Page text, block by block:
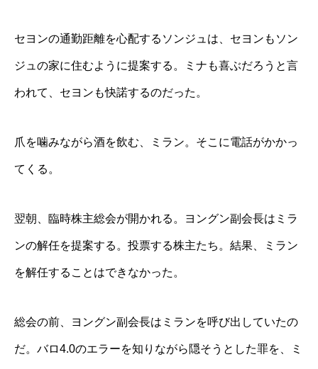
セヨンの通勤距離を心配するソンジュは、セヨンもソン
ジュの家に住むように提案する。ミナも喜ぶだろうと言
われて、セヨンも快諾するのだった。
爪を噛みながら酒を飲む、ミラン。そこに電話がかかっ
てくる。
翌朝、臨時株主総会が開かれる。ヨングン副会長はミラ
ンの解任を提案する。投票する株主たち。結果、ミラン
を解任することはできなかった。
総会の前、ヨングン副会長はミランを呼び出していたの
だ。バロ4.0のエラーを知りながら隠そうとした罪を、ミ